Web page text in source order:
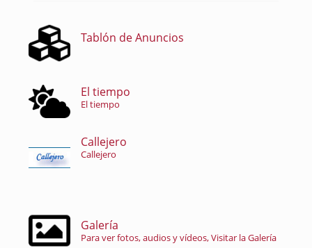
Tablón de Anuncios
El tiempo
El tiempo
Callejero
Callejero
Galería
Para ver fotos, audios y vídeos, Visitar la Galería